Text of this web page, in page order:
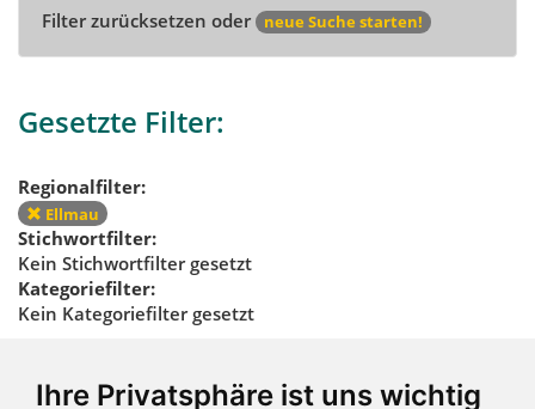
Ihre Privatsphäre ist uns wichtig
Filter zurücksetzen oder neue Suche starten!
Gesetzte Filter:
Regionalfilter:
Ellmau
Stichwortfilter:
Kein Stichwortfilter gesetzt
Kategoriefilter:
Kein Kategoriefilter gesetzt
Regionalfilter